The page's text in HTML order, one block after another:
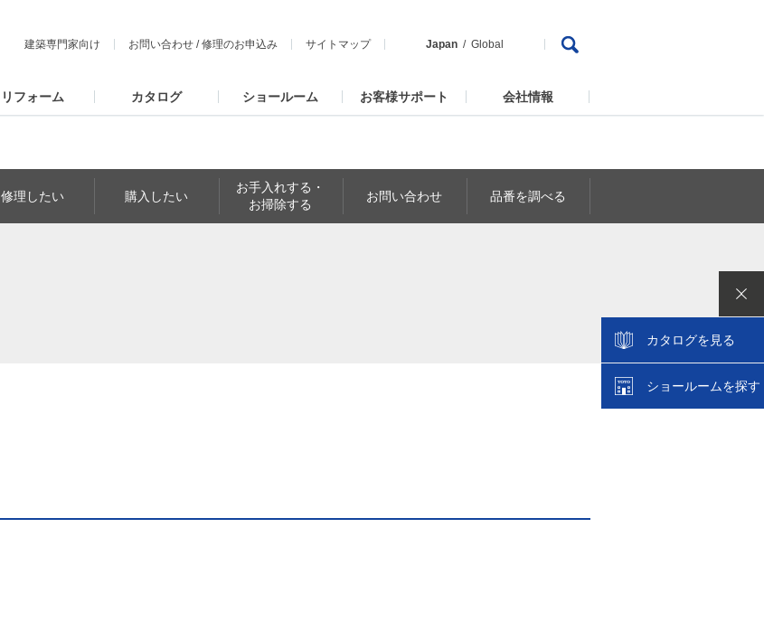
建築専門家向け お問い合わせ /修理のお申込み サイトマップ Japan Global
リフォーム カタログ ショールーム お客様サポート 会社情報
修理したい 購入したい
お手入れする・
お掃除する
お問い合わせ 品番を調べる
カタログを見る
ショールームを探す